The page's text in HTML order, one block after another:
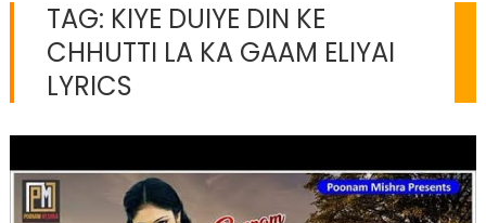
TAG: KIYE DUIYE DIN KE
CHHUTTI LA KA GAAM ELIYAI
LYRICS